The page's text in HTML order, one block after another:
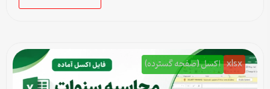
xlsx اکسل (صفحه گسترده)